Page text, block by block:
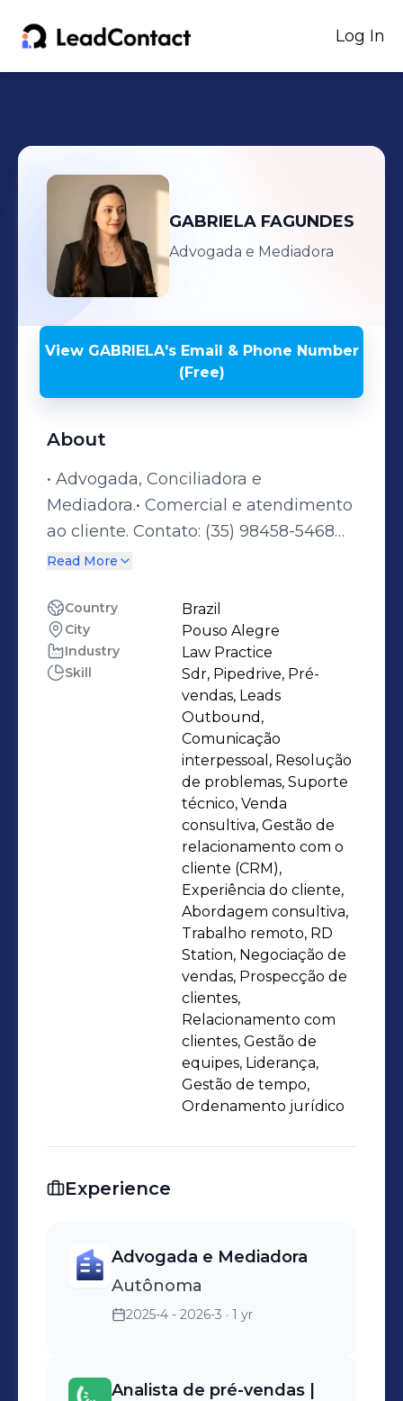
Log In
GABRIELA FAGUNDES
Advogada e Mediadora
View GABRIELA'sEmail & Phone Number
(Free)
About
• Advogada, Conciliadora e
Mediadora.• Comercial e atendimento
ao cliente. Contato: (35) 98458-5468
gabrielafagundesadv@gmail.com
Read More
Country Brazil
City Pouso Alegre
Industry Law Practice
Skill
Sdr, Pipedrive, Pré-
vendas, Leads
Outbound,
Comunicação
interpessoal, Resolução
de problemas, Suporte
técnico, Venda
consultiva, Gestão de
relacionamento com o
cliente (CRM),
Experiência do cliente,
Abordagem consultiva,
Trabalho remoto, RD
Station, Negociação de
vendas, Prospecção de
clientes,
Relacionamento com
clientes, Gestão de
equipes, Liderança,
Gestão de tempo,
Ordenamento jurídico
Experience
Advogada e Mediadora
Autônoma
2025-4 - 2026-3 · 1 yr
Analista de pré-vendas |